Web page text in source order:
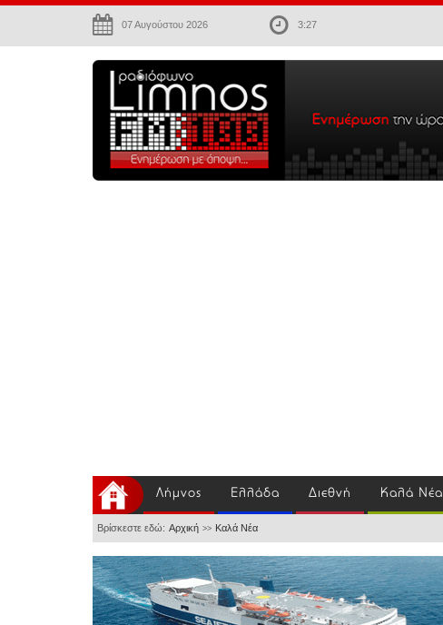
07 Αυγούστου 2026 3:27
Λήμνος Ελλάδα Διεθνή Καλά Νέα
Βρίσκεστε εδώ: Αρχική >> Καλά Νέα